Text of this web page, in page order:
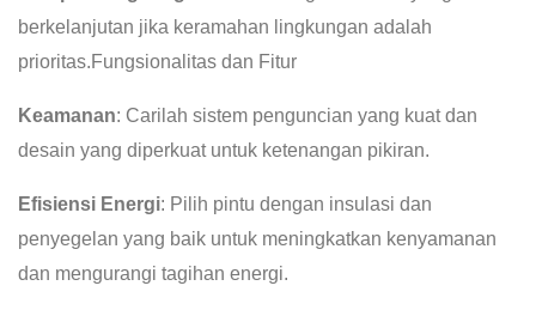
berkelanjutan jika keramahan lingkungan adalah
prioritas.Fungsionalitas dan Fitur
Keamanan: Carilah sistem penguncian yang kuat dan
desain yang diperkuat untuk ketenangan pikiran.
Efisiensi Energi: Pilih pintu dengan insulasi dan
penyegelan yang baik untuk meningkatkan kenyamanan
dan mengurangi tagihan energi.